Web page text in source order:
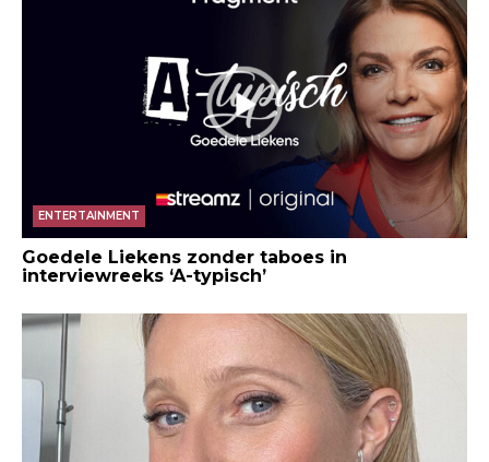
ENTERTAINMENT
Goedele Liekens zonder taboes in
interviewreeks ‘A-typisch’